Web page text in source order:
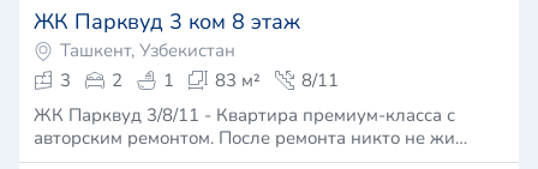
ЖК Парквуд 3 ком 8 этаж
Ташкент, Узбекистан
3
2 1 83 м²
8/11
ЖК Парквуд 3/8/11 - Квартира премиум-класса с
авторским ремонтом. После ремонта никто не жи…